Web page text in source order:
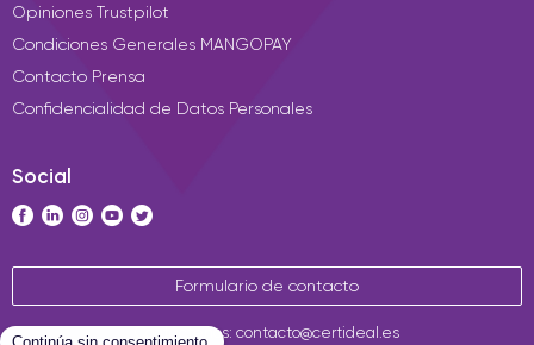
Opiniones Trustpilot
Condiciones Generales MANGOPAY
Contacto Prensa
Confidencialidad de Datos Personales
Social
Formulario de contacto
Contáctenos: contacto@certideal.es